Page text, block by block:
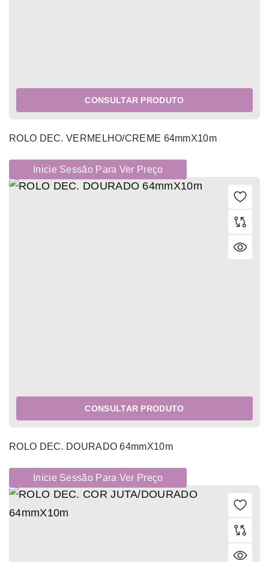
CONSULTAR PRODUTO
ROLO DEC. VERMELHO/CREME 64mmX10m
Inicie Sessão Para Ver Preço
CONSULTAR PRODUTO
ROLO DEC. DOURADO 64mmX10m
Inicie Sessão Para Ver Preço